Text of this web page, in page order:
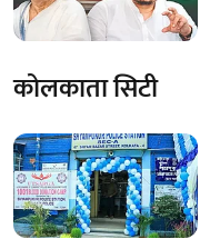
कोलकाता सिटी